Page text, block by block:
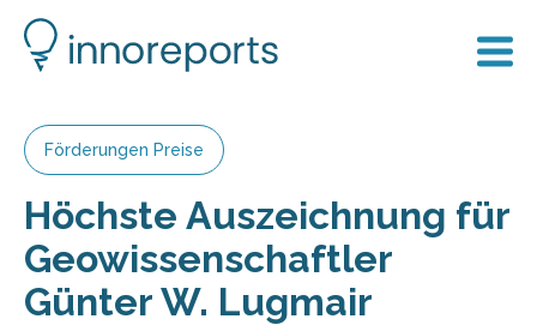
Förderungen Preise
Höchste Auszeichnung für
Geowissenschaftler
Günter W. Lugmair